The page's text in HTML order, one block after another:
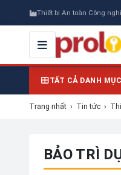
Thiết bị An toàn Công
TẤT CẢ DANH MỤC
Trang nhất › Tin tức ›
BẢO TRÌ